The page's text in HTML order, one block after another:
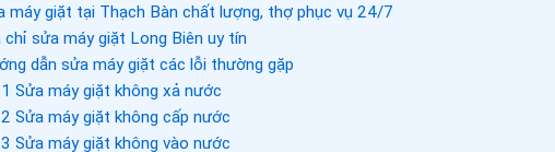
máy giặt tại Thạch Bàn chất lượng, thợ phục vụ 24/7
chỉ sửa máy giặt Long Biên uy tín
dẫn sửa máy giặt các lỗi thường gặp
Sửa máy giặt không xả nước
Sửa máy giặt không cấp nước
Sửa máy giặt không vào nước